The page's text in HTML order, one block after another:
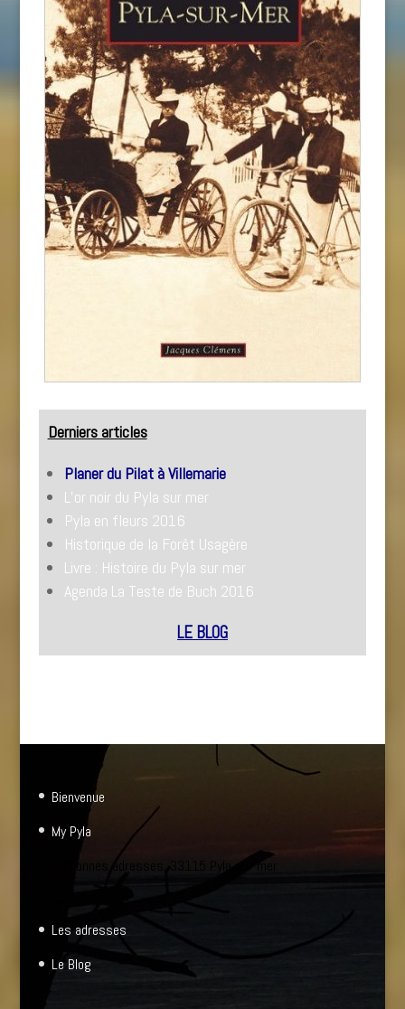
Derniers articles
Planer du Pilat à Villemarie
L’or noir du Pyla sur mer
Pyla en fleurs 2016
Historique de la Forêt Usagère
Livre : Histoire du Pyla sur mer
Agenda La Teste de Buch 2016
LE BLOG
Bienvenue
My Pyla
Les bonnes adresses, 33115 Pyla sur mer
Les adresses
Le Blog